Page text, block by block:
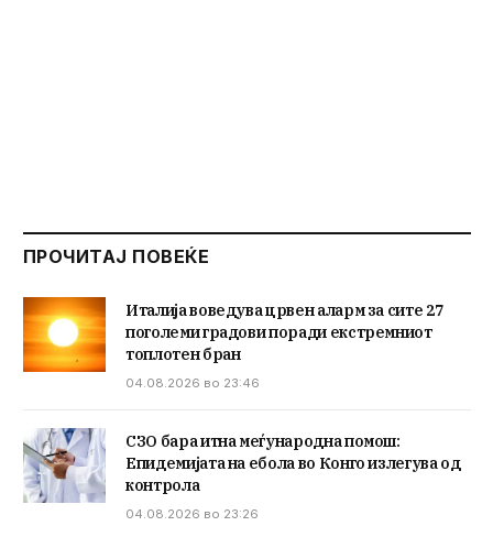
ПРОЧИТАЈ ПОВЕЌЕ
Италија воведува црвен аларм за сите 27
поголеми градови поради екстремниот
топлотен бран
04.08.2026 во 23:46
СЗО бара итна меѓународна помош:
Епидемијата на ебола во Конго излегува од
контрола
04.08.2026 во 23:26